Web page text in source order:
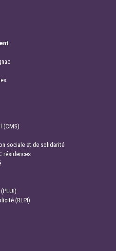
(CMS)
sociale et de solidarité
résidences
(RLPI)